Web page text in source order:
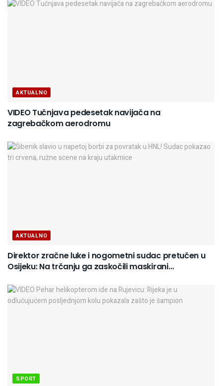
AKTUALNO
VIDEO Tučnjava pedesetak navijača na
zagrebačkom aerodromu
AKTUALNO
Direktor zračne luke i nogometni sudac pretučen u
Osijeku: Na trčanju ga zaskočili maskirani…
SPORT